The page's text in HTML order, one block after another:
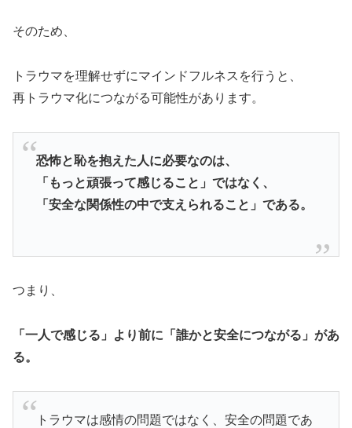
そのため、
トラウマを理解せずにマインドフルネスを行うと、
再トラウマ化につながる可能性があります。
恐怖と恥を抱えた人に必要なのは、
「もっと頑張って感じること」ではなく、
「安全な関係性の中で支えられること」である。
つまり、
「一人で感じる」より前に「誰かと安全につながる」があ
る。
トラウマは感情の問題ではなく、安全の問題であ